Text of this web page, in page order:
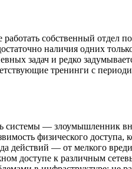
собственный
наличия одних
задач и редко
тренинги с
системы — злоумышленник
физического
действий — от мелкого
доступе к различным